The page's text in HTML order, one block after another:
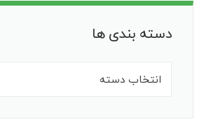
دسته بندی ها